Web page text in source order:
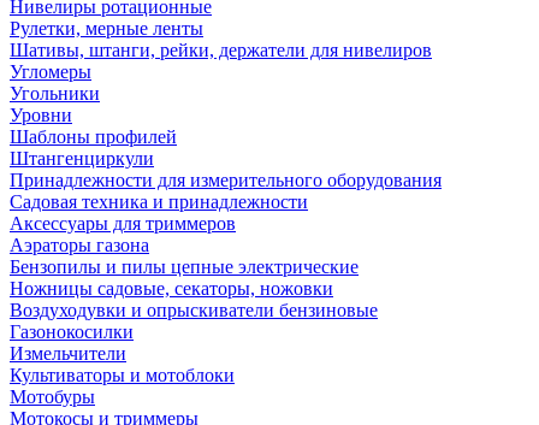
Нивелиры ротационные
Рулетки, мерные ленты
Шативы, штанги, рейки, держатели для нивелиров
Угломеры
Угольники
Уровни
Шаблоны профилей
Штангенциркули
Принадлежности для измерительного оборудования
Садовая техника и принадлежности
Аксессуары для триммеров
Аэраторы газона
Бензопилы и пилы цепные электрические
Ножницы садовые, секаторы, ножовки
Воздуходувки и опрыскиватели бензиновые
Газонокосилки
Измельчители
Культиваторы и мотоблоки
Мотобуры
Мотокосы и триммеры